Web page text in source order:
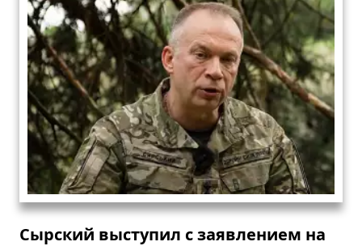
Сырский выступил с заявлением на